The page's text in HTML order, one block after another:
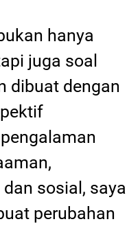
hanya
juga soal
dibuat dengan
sosial, saya
perubahan